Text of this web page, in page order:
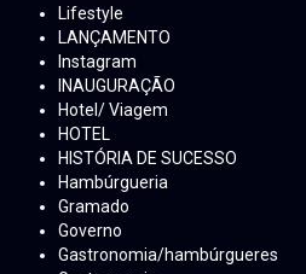
Lifestyle
LANÇAMENTO
Instagram
INAUGURAÇÃO
Hotel/ Viagem
HOTEL
HISTÓRIA DE SUCESSO
Hambúrgueria
Gramado
Governo
Gastronomia/hambúrgueres